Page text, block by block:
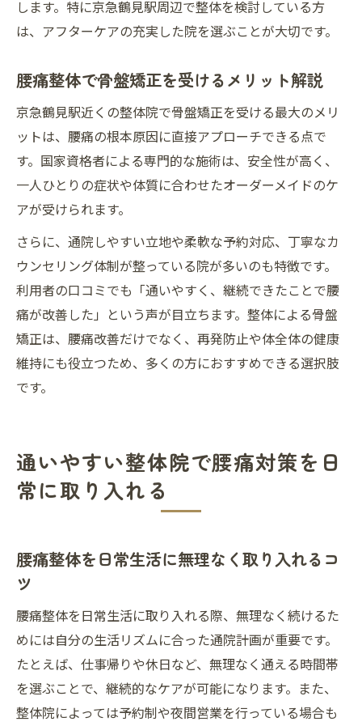
します。特に京急鶴見駅周辺で整体を検討している方
は、アフターケアの充実した院を選ぶことが大切です。
腰痛整体で骨盤矯正を受けるメリット解説
京急鶴見駅近くの整体院で骨盤矯正を受ける最大のメリ
ットは、腰痛の根本原因に直接アプローチできる点で
す。国家資格者による専門的な施術は、安全性が高く、
一人ひとりの症状や体質に合わせたオーダーメイドのケ
アが受けられます。
さらに、通院しやすい立地や柔軟な予約対応、丁寧なカ
ウンセリング体制が整っている院が多いのも特徴です。
利用者の口コミでも「通いやすく、継続できたことで腰
痛が改善した」という声が目立ちます。整体による骨盤
矯正は、腰痛改善だけでなく、再発防止や体全体の健康
維持にも役立つため、多くの方におすすめできる選択肢
です。
通いやすい整体院で腰痛対策を日
常に取り入れる
腰痛整体を日常生活に無理なく取り入れるコ
ツ
腰痛整体を日常生活に取り入れる際、無理なく続けるた
めには自分の生活リズムに合った通院計画が重要です。
たとえば、仕事帰りや休日など、無理なく通える時間帯
を選ぶことで、継続的なケアが可能になります。また、
整体院によっては予約制や夜間営業を行っている場合も